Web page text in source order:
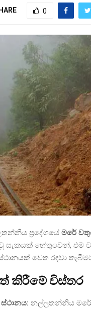
0
ප්‍රදේශයේ මරේ
සැකයක් හේතුවෙන්, එම
වෙත රඳවා
කිරීමේ විස්තර
ස්ථානය: නල්ලතන්නිය මරේ